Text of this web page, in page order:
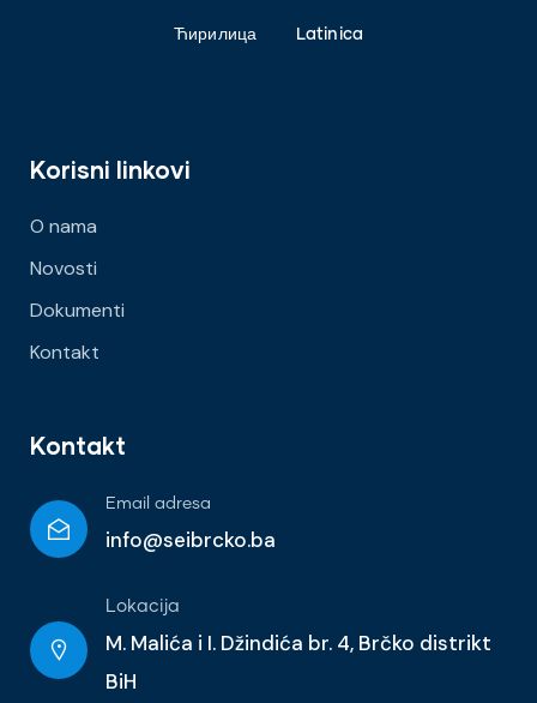
Ћирилица Latinica
Korisni linkovi
O nama
Novosti
Dokumenti
Kontakt
Kontakt
Email adresa
info@seibrcko.ba
Lokacija
M. Malića i I. Džindića br. 4, Brčko distrikt
BiH